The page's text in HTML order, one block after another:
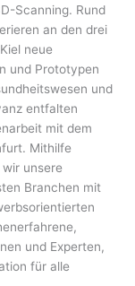
Scanning. Rund
an den drei
neue
und Prototypen
und
entfalten
mit dem
Mithilfe
unsere
Branchen mit
und Experten,
für alle